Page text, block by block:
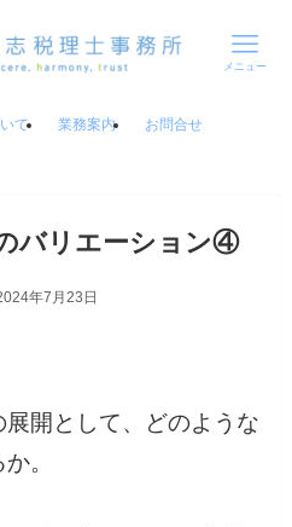
メニュー
て 業務案内 お問合せ
バリエーション④
年7月23日
開として、どのような
。